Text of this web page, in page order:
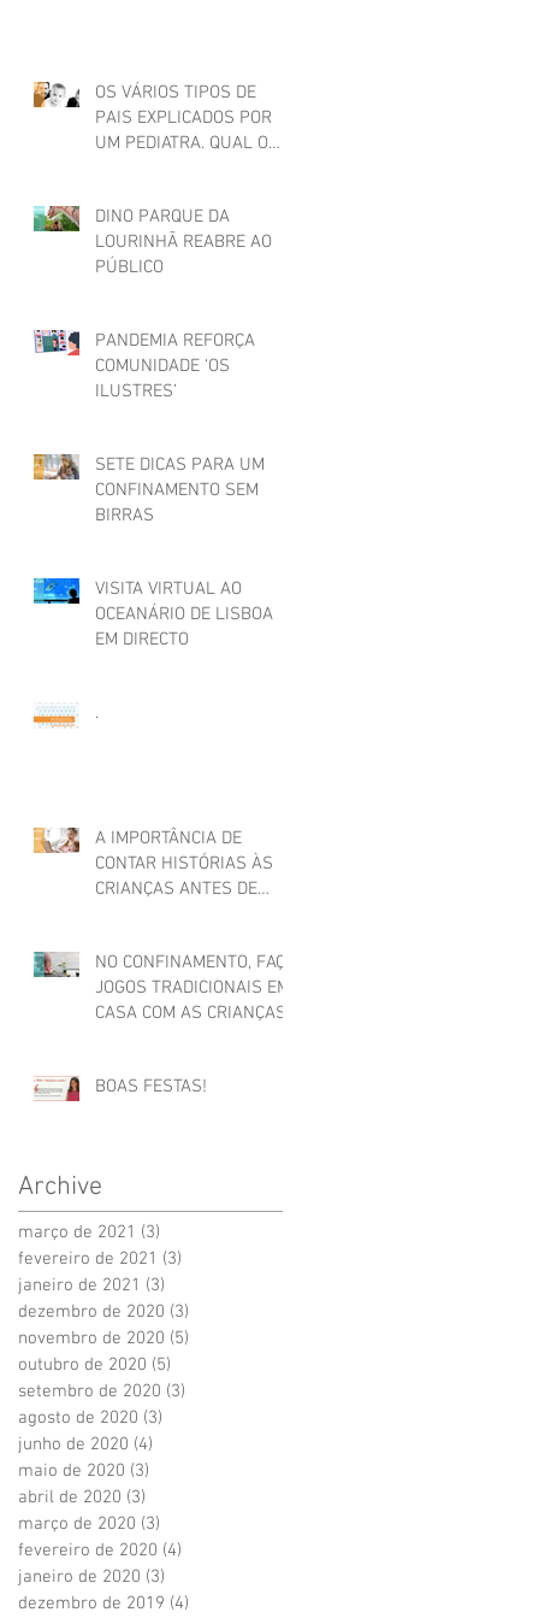
OS VÁRIOS TIPOS DE
PAIS EXPLICADOS POR
UM PEDIATRA. QUAL O
DINO PARQUE DA
LOURINHÃ REABRE AO
PÚBLICO
PANDEMIA REFORÇA
COMUNIDADE ‘OS
ILUSTRES’
SETE DICAS PARA UM
CONFINAMENTO SEM
BIRRAS
VISITA VIRTUAL AO
OCEANÁRIO DE LISBOA
EM DIRECTO
.
A IMPORTÂNCIA DE
CONTAR HISTÓRIAS ÀS
CRIANÇAS ANTES DE
NO CONFINAMENTO, FAÇA
JOGOS TRADICIONAIS EM
CASA COM AS CRIANÇAS
BOAS FESTAS!
Archive
março de 2021 (3)
fevereiro de 2021 (3)
janeiro de 2021 (3)
dezembro de 2020 (3)
novembro de 2020 (5)
outubro de 2020 (5)
setembro de 2020 (3)
agosto de 2020 (3)
junho de 2020 (4)
maio de 2020 (3)
abril de 2020 (3)
março de 2020 (3)
fevereiro de 2020 (4)
janeiro de 2020 (3)
dezembro de 2019 (4)